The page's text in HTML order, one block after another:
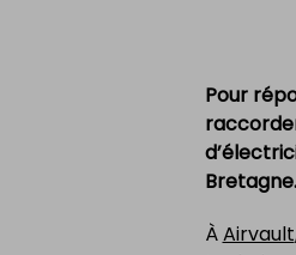
Pour
Bretagne.
ÀAirvault